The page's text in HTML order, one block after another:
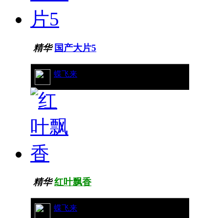
精华 国产大片5
蝶飞来
精华 红叶飘香
蝶飞来